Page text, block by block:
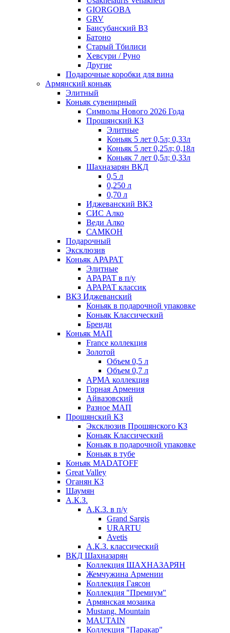
GIORGOBA
GRV
Баисубанский ВЗ
Батоно
Старый Тбилиси
Хевсури / Руно
Другие
Подарочные коробки для вина
Армянский коньяк
Элитный
Коньяк сувенирный
Символы Нового 2026 Года
Прошянский КЗ
Элитные
Коньяк 5 лет 0,5л; 0,33л
Коньяк 5 лет 0,25л; 0,18л
Коньяк 7 лет 0,5л; 0,33л
Шахназарян ВКД
0,5 л
0,250 л
0,70 л
Иджеванский ВКЗ
СИС Алко
Веди Алко
САМКОН
Подарочный
Эксклюзив
Коньяк АРАРАТ
Элитные
АРАРАТ в п/у
АРАРАТ классик
ВКЗ Иджеванский
Коньяк в подарочной упаковке
Коньяк Классический
Бренди
Коньяк МАП
France коллекция
Золотой
Объем 0,5 л
Объем 0,7 л
АРМА коллекция
Горная Армения
Айвазовский
Разное МАП
Прошянский КЗ
Эксклюзив Прошянского КЗ
Коньяк Классический
Коньяк в подарочной упаковке
Коньяк в тубе
Коньяк MADATOFF
Great Valley
Оганян КЗ
Шаумян
А.К.З.
А.К.З. в п/у
Grand Sargis
URARTU
Avetis
А.К.З. классический
ВКД Шахназарян
Коллекция ШАХНАЗАРЯН
Жемчужина Армении
Коллекция Гаясон
Коллекция "Премиум"
Армянская мозаика
Mustang. Mountain
MAUTAIN
Коллекция "Паракар"